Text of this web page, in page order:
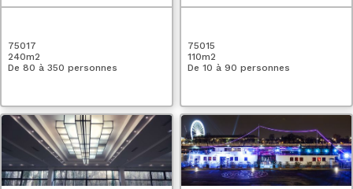
75017
240m2
De 80 à 350 personnes
75015
110m2
De 10 à 90 personnes